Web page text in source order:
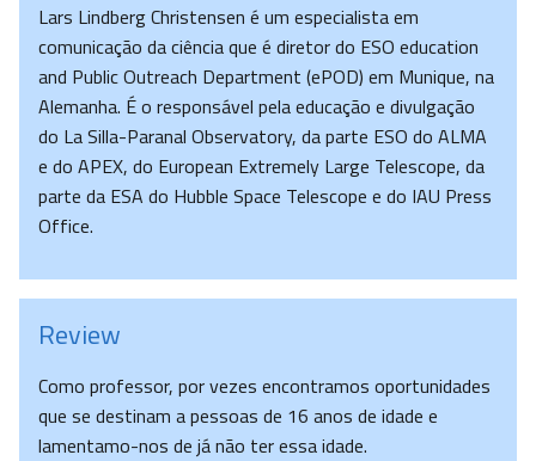
Lars Lindberg Christensen é um especialista em
comunicação da ciência que é diretor do ESO education
and Public Outreach Department (ePOD) em Munique, na
Alemanha. É o responsável pela educação e divulgação
do La Silla-Paranal Obser­vatory, da parte ESO do ALMA
e do APEX, do European Extremely Large Telescope, da
parte da ESA do Hubble Space Telescope e do IAU Press
Office.
Review
Como professor, por vezes encontramos oportunidades
que se destinam a pessoas de 16 anos de idade e
lamentamo-nos de já não ter essa idade.